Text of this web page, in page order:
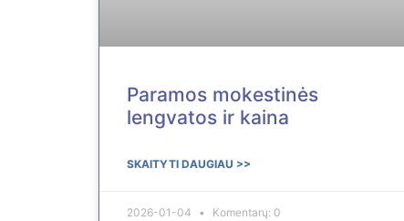
Paramos mokestinės
lengvatos ir kaina
SKAITYTI DAUGIAU >>
2026-01-04 Komentarų: 0